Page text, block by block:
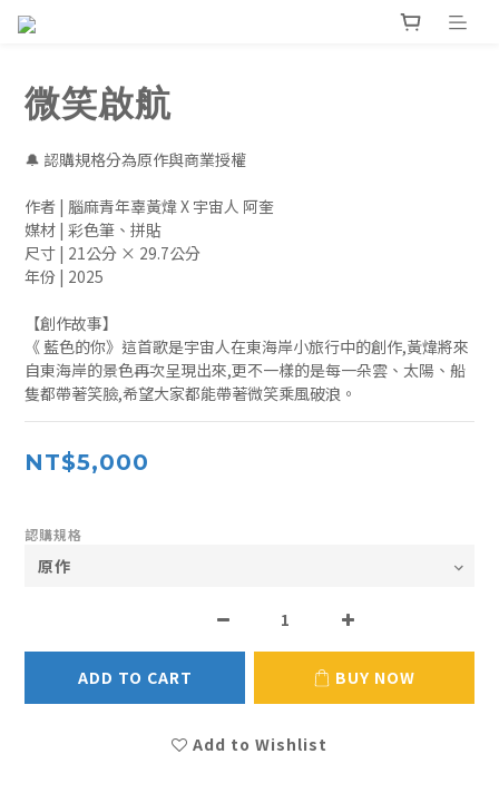
微笑啟航
🔔 認購規格分為原作與商業授權
作者 | 腦麻青年辜黃煒 X 宇宙人 阿奎
媒材 | 彩色筆、拼貼
尺寸 | 21公分 × 29.7公分
年份 | 2025
【創作故事】
《 藍色的你》這首歌是宇宙人在東海岸小旅行中的創作,黃煒將來
自東海岸的景色再次呈現出來,更不一樣的是每一朵雲、太陽、船
隻都帶著笑臉,希望大家都能帶著微笑乘風破浪。
NT$5,000
認購規格
ADD TO CART BUY NOW
Add to Wishlist